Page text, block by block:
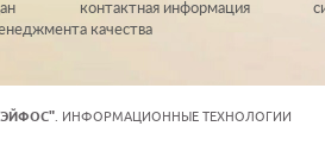
контактная информация
качества
. ИНФОРМАЦИОННЫЕ ТЕХНОЛОГИИ